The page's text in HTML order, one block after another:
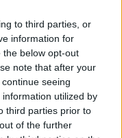
to third parties, or
information for
the below opt-out
note that after your
seeing
utilized by
third parties prior to
of the further